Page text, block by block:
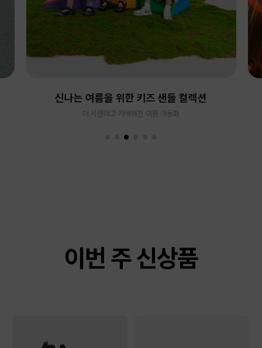
신나는 여름을 위한 키즈 샌들 컬렉션
더 시원하고 가벼워진 여름 아동화
이번 주 신상품